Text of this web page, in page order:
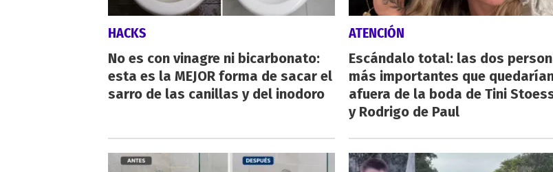
HACKS
No es con vinagre ni bicarbonato:
esta es la MEJOR forma de sacar el
sarro de las canillas y del inodoro
ATENCIÓN
Escándalo total: las dos
más importantes que
afuera de la boda de Tini
y Rodrigo de Paul